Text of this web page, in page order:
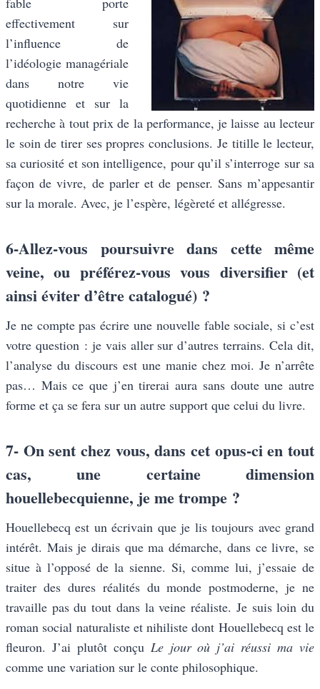
effectivement sur
l’influence de
l’idéologie managériale
dans notre vie
quotidienne et sur la
recherche à tout prix de la performance, je laisse au lecteur
le soin de tirer ses propres conclusions. Je titille le lecteur,
sa curiosité et son intelligence, pour qu’il s’interroge sur sa
façon de vivre, de parler et de penser. Sans m’appesantir
sur la morale. Avec, je l’espère, légèreté et allégresse.
6-Allez-vous poursuivre dans cette même
veine, ou préférez-vous vous diversifier (et
ainsi éviter d’être catalogué) ?
Je ne compte pas écrire une nouvelle fable sociale, si c’est
votre question : je vais aller sur d’autres terrains. Cela dit,
l’analyse du discours est une manie chez moi. Je n’arrête
pas… Mais ce que j’en tirerai aura sans doute une autre
forme et ça se fera sur un autre support que celui du livre.
7- On sent chez vous, dans cet opus-ci en tout
cas, une certaine dimension
houellebecquienne, je me trompe ?
Houellebecq est un écrivain que je lis toujours avec grand
intérêt. Mais je dirais que ma démarche, dans ce livre, se
situe à l’opposé de la sienne. Si, comme lui, j’essaie de
traiter des dures réalités du monde postmoderne, je ne
travaille pas du tout dans la veine réaliste. Je suis loin du
roman social naturaliste et nihiliste dont Houellebecq est le
fleuron. J’ai plutôt conçu Le jour où j’ai réussi ma vie
comme une variation sur le conte philosophique.